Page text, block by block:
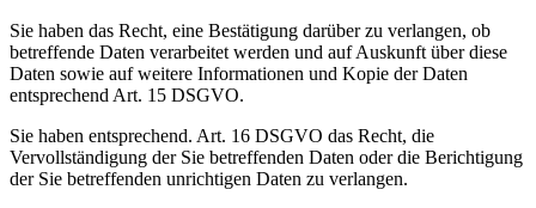
Sie haben das Recht, eine Bestätigung darüber zu verlangen, ob
betreffende Daten verarbeitet werden und auf Auskunft über diese
Daten sowie auf weitere Informationen und Kopie der Daten
entsprechend Art. 15 DSGVO.
Sie haben entsprechend. Art. 16 DSGVO das Recht, die
Vervollständigung der Sie betreffenden Daten oder die Berichtigung
der Sie betreffenden unrichtigen Daten zu verlangen.